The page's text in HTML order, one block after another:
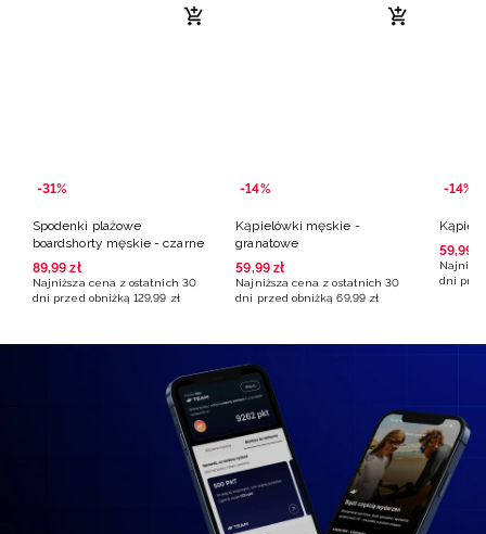
-31%
Spodenki plażowe
boardshorty męskie - czarne
89,99 zł
Najniższa cena z ostatnich 30
dni przed obniżką 129,99 zł
-14%
Kąpielówki męskie -
granatowe
59,99 zł
Najniższa cena z ostatnich 30
dni przed obniżką 69,99 zł
-14%
59,99
dni